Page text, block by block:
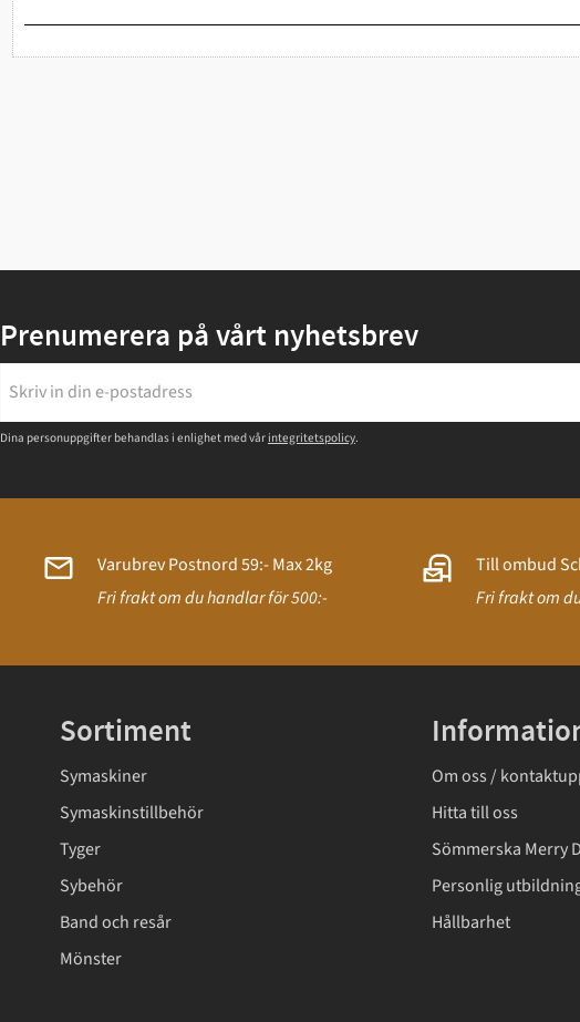
Prenumerera på vårt nyhetsbrev
Dina personuppgifter behandlas i enlighet med vår integritetspolicy.
Varubrev Postnord 59:- Max 2kg
Fri frakt om du handlar för 500:-
Till ombud
Fri frakt om
Sortiment
Symaskiner
Symaskinstillbehör
Tyger
Sybehör
Band och resår
Mönster
Om oss /
Hitta till oss
Sömmerska Merry
Personlig
Hållbarhet